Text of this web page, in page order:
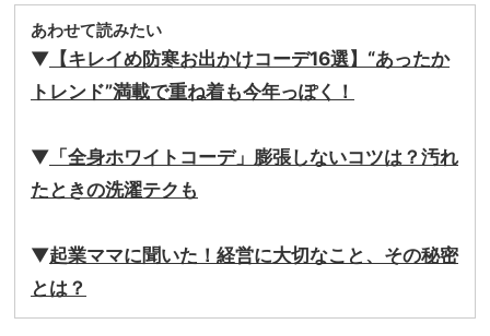
あわせて読みたい
▼ 【キレイめ防寒お出かけコーデ16選】“あったか
トレンド”満載で重ね着も今年っぽく！
▼ 「全身ホワイトコーデ」膨張しないコツは？汚れ
たときの洗濯テクも
▼起業ママに聞いた！経営に大切なこと、その秘密
とは？